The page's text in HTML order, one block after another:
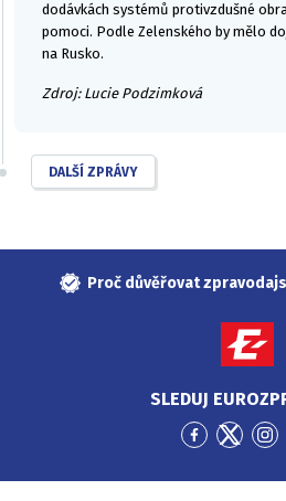
dodávkách systémů protivzdušné
pomoci. Podle Zelenského by mělo
na Rusko.
Zdroj: Lucie Podzimková
DALŠÍ ZPRÁVY
Proč důvěřovat
SLEDUJ
Přejít
Facebook
Přejít
Twitter